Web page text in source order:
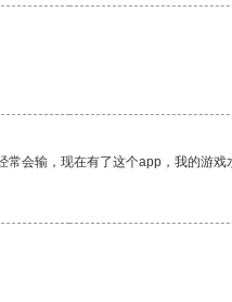
会输，现在有了这个app，我的游戏